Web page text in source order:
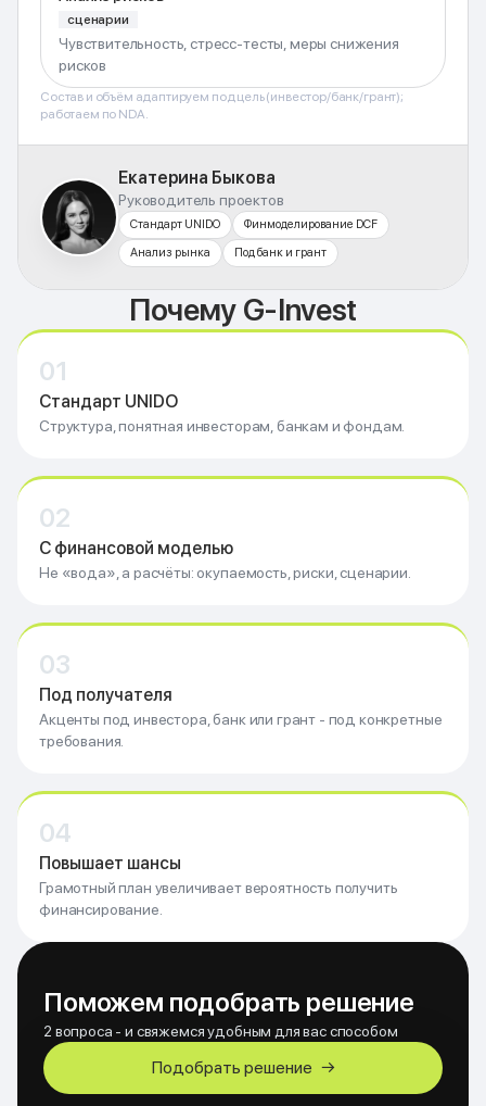
сценарии
Чувствительность, стресс-тесты, меры снижения
рисков
Состав и объём адаптируем под цель (инвестор/банк/грант);
работаем по NDA.
Екатерина Быкова
Руководитель проектов
Стандарт UNIDO
Финмоделирование DCF
Анализ рынка
Под банк и грант
Почему G-Invest
01
Стандарт UNIDO
Структура, понятная инвесторам, банкам и фондам.
02
С финансовой моделью
Не «вода», а расчёты: окупаемость, риски, сценарии.
03
Под получателя
Акценты под инвестора, банк или грант - под конкретные
требования.
04
Повышает шансы
Грамотный план увеличивает вероятность получить
финансирование.
Поможем подобрать решение
2 вопроса - и свяжемся удобным для вас способом
Подобрать решение →